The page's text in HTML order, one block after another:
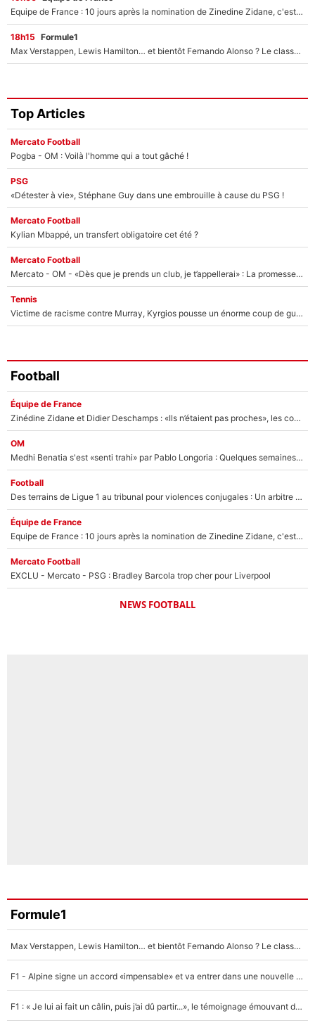
Equipe de France : 10 jours après la nomination de Zinedine Zidane, c'est au tour de son fils de prendre un nouveau départ !
18h15 Formule1
Max Verstappen, Lewis Hamilton… et bientôt Fernando Alonso ? Le classement des pilotes les mieux payés en Formule 1 risque de changer !
Top Articles
Mercato Football
Pogba - OM : Voilà l'homme qui a tout gâché !
PSG
«Détester à vie», Stéphane Guy dans une embrouille à cause du PSG !
Mercato Football
Kylian Mbappé, un transfert obligatoire cet été ?
Mercato Football
Mercato - OM - «Dès que je prends un club, je t’appellerai» : La promesse de Marcelino au moment de claquer la porte
Tennis
Victime de racisme contre Murray, Kyrgios pousse un énorme coup de gueule !
Football
Équipe de France
Zinédine Zidane et Didier Deschamps : «Ils n’étaient pas proches», les confidences d’un membre de l’équipe de France 1998 sur leur relation spéciale
OM
Medhi Benatia s'est «senti trahi» par Pablo Longoria : Quelques semaines après son départ, l'ancien directeur de football de l'OM règle ses comptes
Football
Des terrains de Ligue 1 au tribunal pour violences conjugales : Un arbitre français encourt une peine de 18 mois de prison !
Équipe de France
Equipe de France : 10 jours après la nomination de Zinedine Zidane, c'est au tour de son fils de prendre un nouveau départ !
Mercato Football
EXCLU - Mercato - PSG : Bradley Barcola trop cher pour Liverpool
NEWS FOOTBALL
Formule1
Max Verstappen, Lewis Hamilton… et bientôt Fernando Alonso ? Le classement des pilotes les mieux payés en Formule 1 risque de changer !
F1 - Alpine signe un accord «impensable» et va entrer dans une nouvelle dimension : Grande nouvelle pour Pierre Gasly !
F1 : « Je lui ai fait un câlin, puis j’ai dû partir...», le témoignage émouvant de Max Verstappen sur sa fille